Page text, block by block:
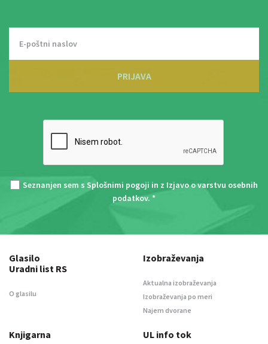
PRIJAVA
Seznanjen sem s Splošnimi pogoji in z Izjavo o varstvu osebnih
podatkov. *
Glasilo
Uradni list RS
O glasilu
Izobraževanja
Aktualna izobraževanja
Izobraževanja po meri
Najem dvorane
Knjigarna UL info tok